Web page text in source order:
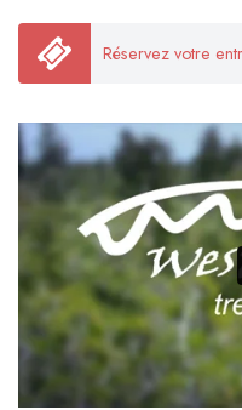
Réservez votre